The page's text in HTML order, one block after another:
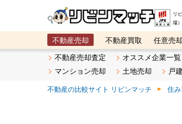
リ
場
不動産売却 不動産買取 任意売却
メタ住宅展示場
ベスト不動産カンパ
不動産売却査定 オススメ企業一覧
マンション売却
土地売却 戸
不動産の比較サイト リビンマッチ 住